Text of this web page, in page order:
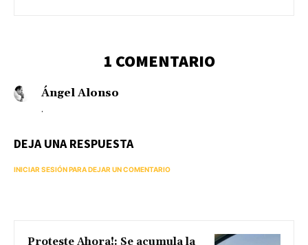
1 COMENTARIO
Ángel Alonso
.
DEJA UNA RESPUESTA
INICIAR SESIÓN PARA DEJAR UN COMENTARIO
Proteste Ahora!: Se acumula la